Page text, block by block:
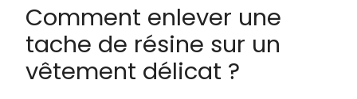
Comment enlever une
tache de résine sur un
vêtement délicat ?